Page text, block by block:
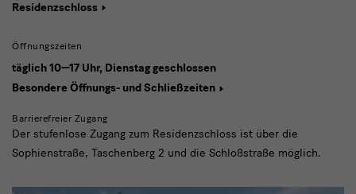
Residenzschloss
Öffnungszeiten
täglich 10—17 Uhr, Dienstag geschlossen
Besondere Öffnungs- und Schließzeiten
Barrierefreier Zugang
Der stufenlose Zugang zum Residenzschloss ist über die
Sophienstraße, Taschenberg 2 und die Schloßstraße möglich.